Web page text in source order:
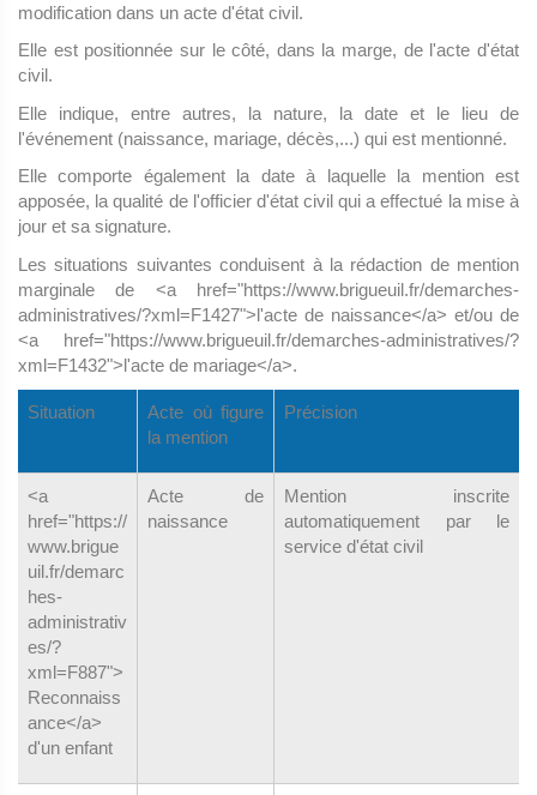
modification dans un acte d'état civil.
Elle est positionnée sur le côté, dans la marge, de l'acte d'état
civil.
Elle indique, entre autres, la nature, la date et le lieu de
l'événement (naissance, mariage, décès,...) qui est mentionné.
Elle comporte également la date à laquelle la mention est
apposée, la qualité de l'officier d'état civil qui a effectué la mise à
jour et sa signature.
Les situations suivantes conduisent à la rédaction de mention
marginale de <a href="https://www.brigueuil.fr/demarches-
administratives/?xml=F1427">l'acte de naissance</a> et/ou de
<a href="https://www.brigueuil.fr/demarches-administratives/?
xml=F1432">l'acte de mariage</a>.
Situation
Acte où figure
la mention
Précision
<a
href="https://
www.brigue
uil.fr/demarc
hes-
administrativ
es/?
xml=F887">
Reconnaiss
ance</a>
d'un enfant
Acte de
naissance
Mention inscrite
automatiquement par le
service d'état civil